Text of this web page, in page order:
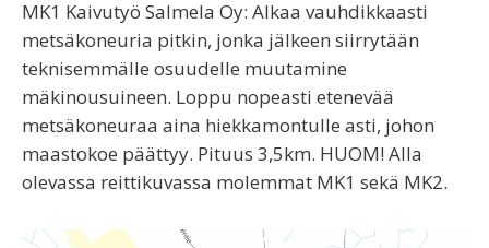
MK1 Kaivutyö Salmela Oy: Alkaa vauhdikkaasti
metsäkoneuria pitkin, jonka jälkeen siirrytään
teknisemmälle osuudelle muutamine
mäkinousuineen. Loppu nopeasti etenevää
metsäkoneuraa aina hiekkamontulle asti, johon
maastokoe päättyy. Pituus 3,5km. HUOM! Alla
olevassa reittikuvassa molemmat MK1 sekä MK2.